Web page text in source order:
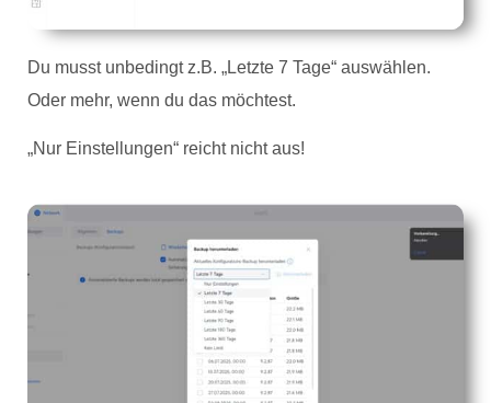
Du musst unbedingt z.B. „Letzte 7 Tage“ auswählen.
Oder mehr, wenn du das möchtest.
„Nur Einstellungen“ reicht nicht aus!